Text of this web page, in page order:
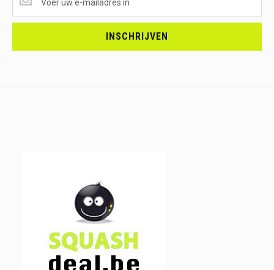
ONTVANGEN?
<br>SCHRIJF
INSCHRIJVEN